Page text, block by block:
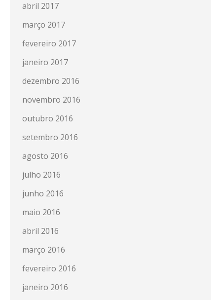
abril 2017
março 2017
fevereiro 2017
janeiro 2017
dezembro 2016
novembro 2016
outubro 2016
setembro 2016
agosto 2016
julho 2016
junho 2016
maio 2016
abril 2016
março 2016
fevereiro 2016
janeiro 2016